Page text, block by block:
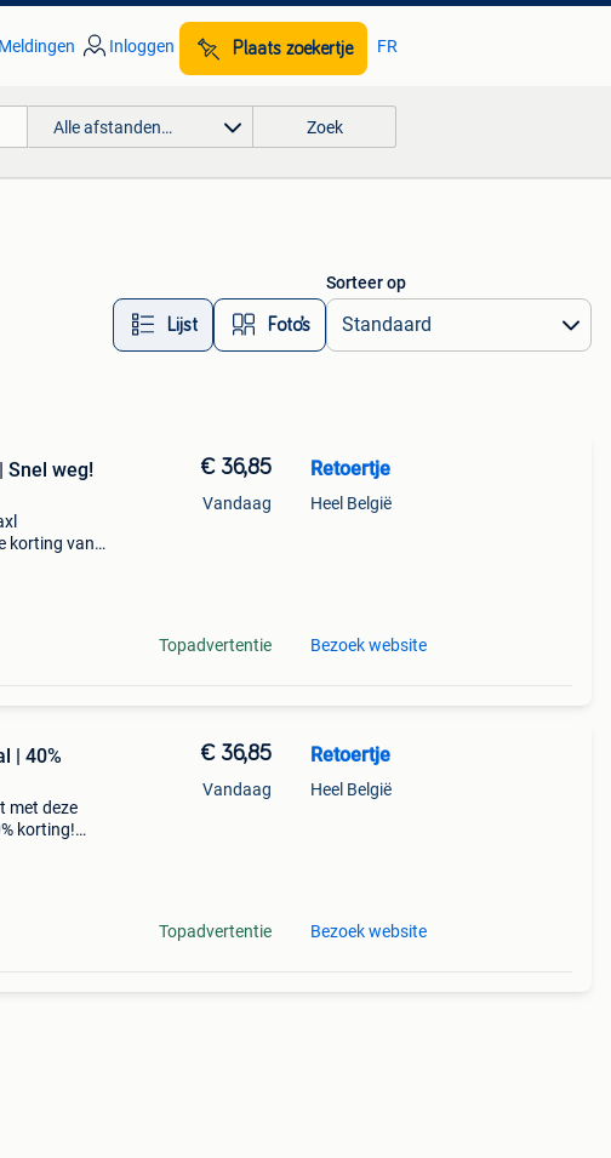
Meldingen Inloggen Plaats zoekertje FR
Alle afstanden… Zoek
Lijst Foto’s
Sorteer op
Snel weg!
korting van
€ 36,85
Vandaag
Topadvertentie
Retoertje
Heel België
Bezoek website
| 40%
met deze
korting!
€ 36,85
Vandaag
Topadvertentie
Retoertje
Heel België
Bezoek website